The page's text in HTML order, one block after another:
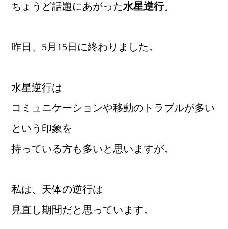
ちょうど話題にあがった水星逆行。
昨日、5月15日に終わりました。
水星逆行は
コミュニケーションや移動のトラブルが多い
という印象を
持っている方も多いと思いますが。
私は、天体の逆行は
見直し期間だと思っています。